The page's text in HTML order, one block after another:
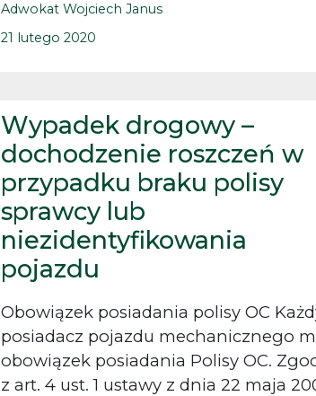
Adwokat Wojciech Janus
21 lutego 2020
Wypadek drogowy –
dochodzenie roszczeń w
przypadku braku polisy
sprawcy lub
niezidentyfikowania
pojazdu
Obowiązek posiadania polisy OC
posiadacz pojazdu mechanicznego
obowiązek posiadania Polisy OC.
z art. 4 ust. 1 ustawy z dnia 22 maja